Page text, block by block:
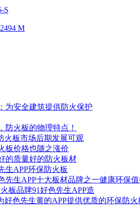
S
M
：为安全建筑提供防火保护
防火板的物理特点！
火板市场后期发展可观
板价格也随之涨价
的质量好的防火板材
生APP环保防火板
先生APP十大板材品牌之一健康环保
板品牌91好色先生APP造
好色先生黄的APP提供优质的环保防火